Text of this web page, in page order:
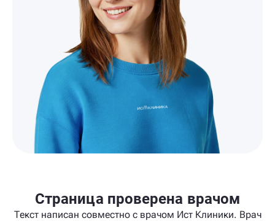
Страница проверена врачом
Текст написан совместно с врачом Ист Клиники. Врач